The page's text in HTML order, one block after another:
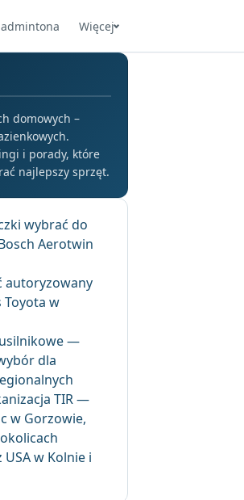
Więcej
domowych –
i porady, które
najlepszy sprzęt.
wybrać do
Aerotwin
autoryzowany
Toyota w
—
dla
TIR —
w Gorzowie,
w Kolnie i